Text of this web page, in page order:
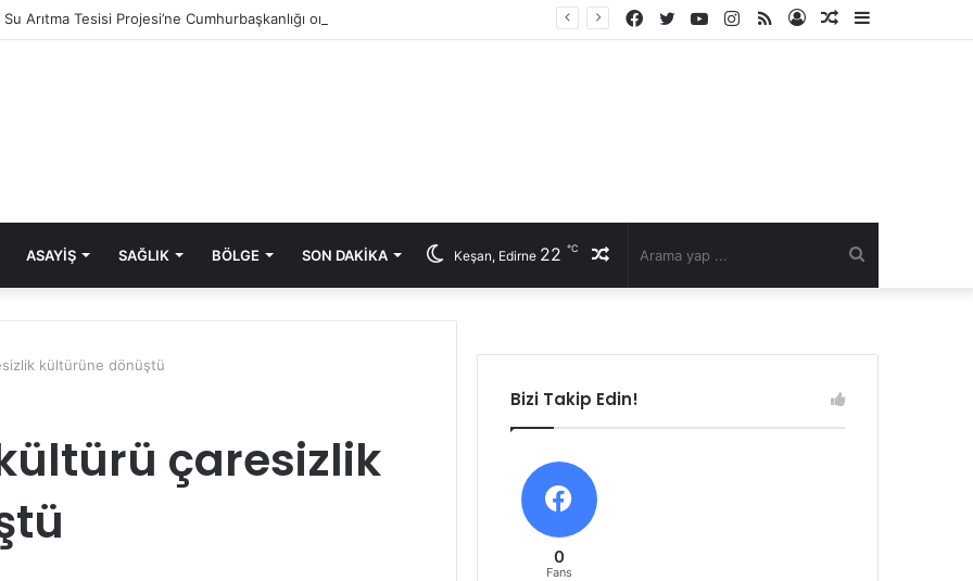
Arıtma Tesisi Projesi’ne Cumhurbaşkanlığı onayı
Rastgele
Kayıt
RSS
Instagram
YouTube
Twitter
Facebook
ASAYIŞ SAĞLIK BÖLGE SON DAKIKA Rastgele
Keşan, Edirne 22 ℃
kültürüne dönüştü
çaresizlik
Bizi Takip Edin!
0
Fans